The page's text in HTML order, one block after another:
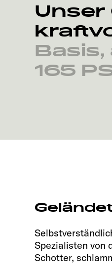
Unser
Basis,
165
Spezialisten von
Schotter,